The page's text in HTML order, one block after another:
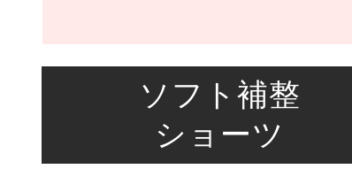
ソフト補整
ショーツ